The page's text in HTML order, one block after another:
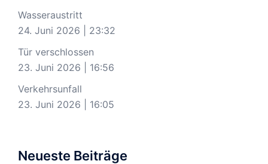
Wasseraustritt
24. Juni 2026
23:32
Tür verschlossen
23. Juni 2026
16:56
Verkehrsunfall
23. Juni 2026
16:05
Neueste Beiträge